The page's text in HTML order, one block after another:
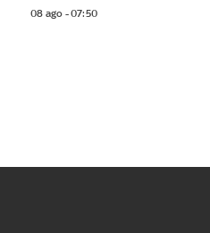
08 ago - 07:50